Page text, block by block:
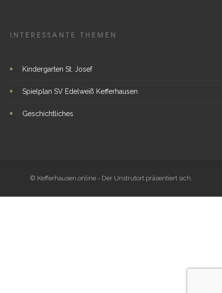
INTERESSANTE THEMEN
Kindergarten St. Josef
Spielplan SV Edelweiß Kefferhausen
Geschichtliches
© Kefferhausen.online - Der Unstrutort präsentiert sich.